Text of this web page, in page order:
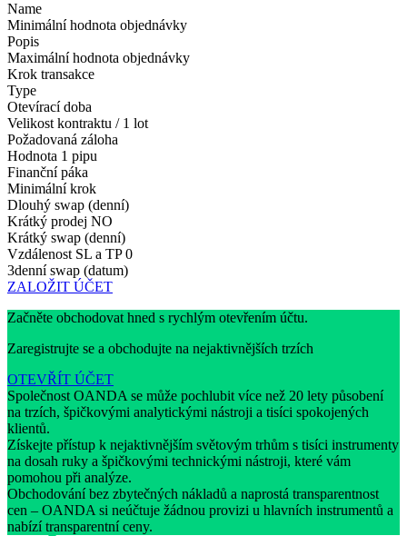
Name
Minimální hodnota objednávky
Popis
Maximální hodnota objednávky
Krok transakce
Type
Otevírací doba
Velikost kontraktu / 1 lot
Požadovaná záloha
Hodnota 1 pipu
Finanční páka
Minimální krok
Dlouhý swap (denní)
Krátký prodej NO
Krátký swap (denní)
Vzdálenost SL a TP 0
3denní swap (datum)
ZALOŽIT ÚČET
Začněte obchodovat hned s rychlým otevřením účtu.
Zaregistrujte se a obchodujte na nejaktivnějších trzích
OTEVŘÍT ÚČET
Společnost OANDA se může pochlubit více než 20 lety působení
na trzích, špičkovými analytickými nástroji a tisíci spokojených
klientů.
Získejte přístup k nejaktivnějším světovým trhům s tisíci instrumenty
na dosah ruky a špičkovými technickými nástroji, které vám
pomohou při analýze.
Obchodování bez zbytečných nákladů a naprostá transparentnost
cen – OANDA si neúčtuje žádnou provizi u hlavních instrumentů a
nabízí transparentní ceny.